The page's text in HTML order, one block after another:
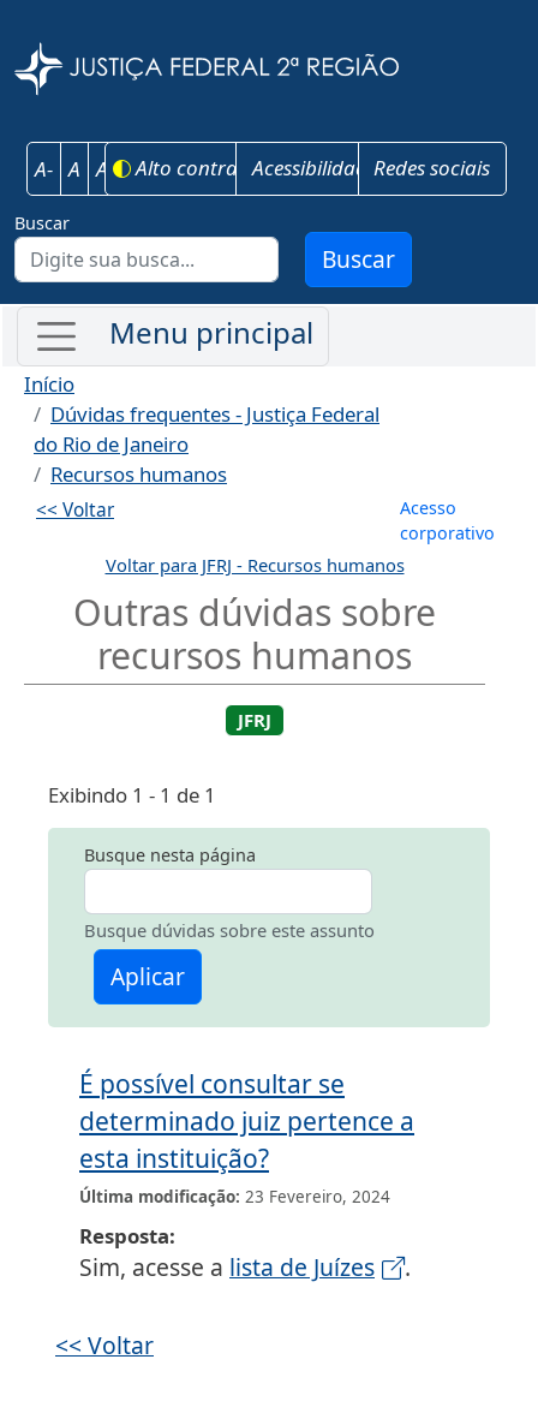
A- A A+ Alto contrasteAcessibilidadeRedes sociais
Buscar
Buscar
Início
Dúvidas frequentes - Justiça Federal
do Rio de Janeiro
Recursos humanos
<< Voltar Menu de
Acesso
corporativo
Voltar para JFRJ - Recursos humanos
Outras dúvidas sobre
recursos humanos
JFRJ
Exibindo 1 - 1 de 1
Busque nesta página
Busque dúvidas sobre este assunto
Aplicar
É possível consultar se
determinado juiz pertence a
esta instituição?
Última modificação 23 Fevereiro, 2024
Resposta
Sim, acesse a lista de Juízes .
<< Voltar